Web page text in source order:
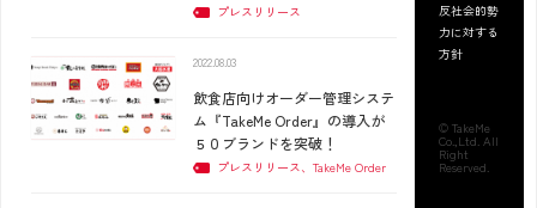
プレスリリース
2022.08.03
飲食店向けオーダー管理システ
ム『TakeMe Order』の導入が
５０ブランドを突破！
プレスリリース、TakeMe Order
反社会的勢
力に対する
方針
©TakeMe
Co.,Ltd. All
Right
Reserved.